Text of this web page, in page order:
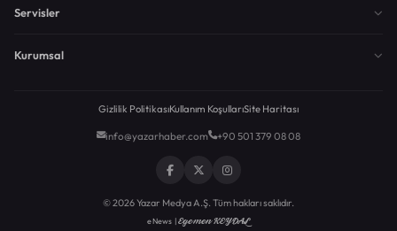
Servisler
Kurumsal
Gizlilik PolitikasıKullanım KoşullarıSite Haritası
info@yazarhaber.com +90 501 379 08 08
© 2026 Yazar Medya A.Ş. Tüm hakları saklıdır.
eNews |Egemen KEYDAL